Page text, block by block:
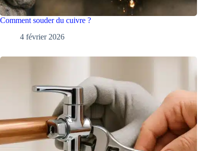
Comment souder du cuivre ?
4 février 2026